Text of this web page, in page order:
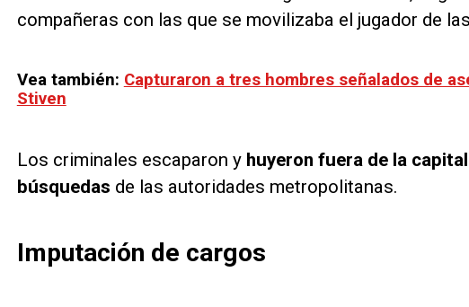
compañeras con las que se movilizaba el jugador de
Vea también: Capturaron a tres hombres señalados de
Stiven
Los criminales escaparon y huyeron fuera de la
búsquedas de las autoridades metropolitanas.
Imputación de cargos